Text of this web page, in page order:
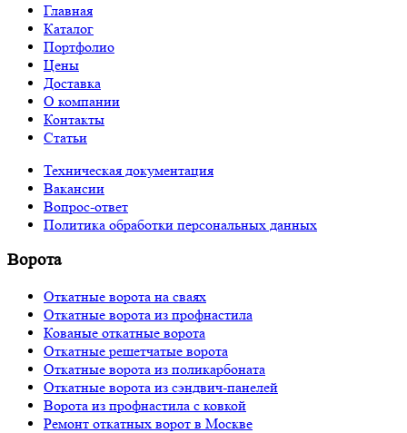
Главная
Каталог
Портфолио
Цены
Доставка
О компании
Контакты
Статьи
Техническая документация
Вакансии
Вопрос-ответ
Политика обработки персональных данных
Ворота
Откатные ворота на сваях
Откатные ворота из профнастила
Кованые откатные ворота
Откатные решетчатые ворота
Откатные ворота из поликарбоната
Откатные ворота из сэндвич-панелей
Ворота из профнастила с ковкой
Ремонт откатных ворот в Москве